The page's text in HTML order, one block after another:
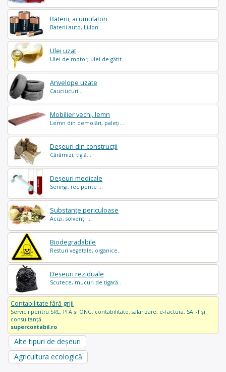
Baterii, acumulatori
Baterii auto, Li-Ion...
Ulei uzat
Ulei de motor, ulei de gătit...
Anvelope uzate
Cauciucuri...
Mobilier vechi, lemn
Lemn din demolări, paleți...
Deșeuri din construcții
Cărămizi, tiglă...
Deșeuri medicale
Seringi, recipente ...
Substanțe periculoase
Acizi, solvenți ...
Biodegradabile
Resturi vegetale, organice..
Deșeuri reziduale
Scutece, mucuri de țigară..
Contabilitate fără griji
Servicii pentru SRL, PFA și ONG: contabilitate, salarizare, e-Factura, SAF-T și
consultanță.
supercontabil.ro
Alte tipuri de deșeuri
Agricultura ecologică